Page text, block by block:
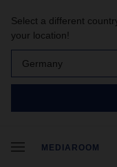
Select a different
your location!
Germany
MEDIAROOM